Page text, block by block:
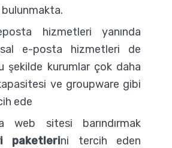
bulunmakta.
hizmetleri yanında
e-posta hizmetleri de
şekilde kurumlar çok daha
ve groupware gibi
ede
web sitesi barındırmak
paketlerini tercih eden